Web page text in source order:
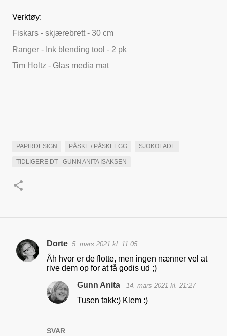
Verktøy:
Fiskars - skjærebrett - 30 cm
Ranger - Ink blending tool - 2 pk
Tim Holtz - Glas media mat
PAPIRDESIGN PÅSKE / PÅSKEEGG SJOKOLADE
TIDLIGERE DT - GUNN ANITA ISAKSEN
K
Dorte 5. mars 2021 kl. 11:05
Åh hvor er de flotte, men ingen nænner vel at
rive dem op for at få godis ud ;)
SVAR
Gunn Anita 14. mars 2021 kl. 21:27
Tusen takk:) Klem :)